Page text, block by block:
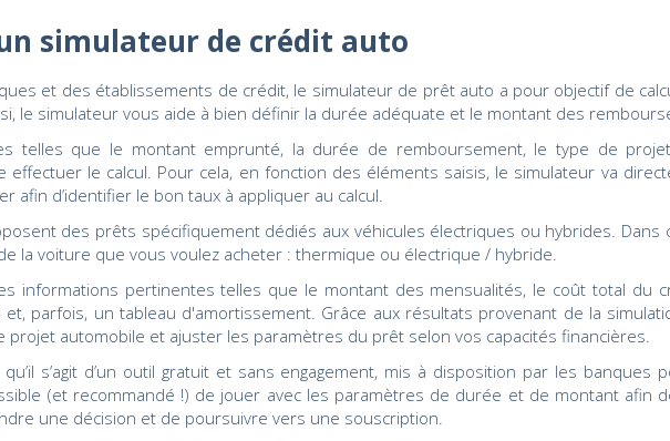
simulateur de crédit auto
et des établissements de crédit, le simulateur de prêt auto a pour objectif de
le simulateur vous aide à bien définir la durée adéquate et le montant des
telles que le montant emprunté, la durée de remboursement, le type de
effectuer le calcul. Pour cela, en fonction des éléments saisis, le simulateur va
afin d’identifier le bon taux à appliquer au calcul.
des prêts spécifiquement dédiés aux véhicules électriques ou hybrides. Dans
la voiture que vous voulez acheter : thermique ou électrique / hybride.
informations pertinentes telles que le montant des mensualités, le coût total du
et, parfois, un tableau d'amortissement. Grâce aux résultats provenant de la
projet automobile et ajuster les paramètres du prêt selon vos capacités financières.
s’agit d’un outil gratuit et sans engagement, mis à disposition par les banques
(et recommandé !) de jouer avec les paramètres de durée et de montant afin
une décision et de poursuivre vers une souscription.